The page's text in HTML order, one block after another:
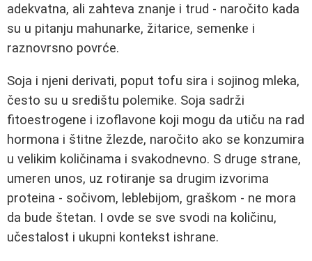
adekvatna, ali zahteva znanje i trud - naročito kada
su u pitanju mahunarke, žitarice, semenke i
raznovrsno povrće.
Soja i njeni derivati, poput tofu sira i sojinog mleka,
često su u središtu polemike. Soja sadrži
fitoestrogene i izoflavone koji mogu da utiču na rad
hormona i štitne žlezde, naročito ako se konzumira
u velikim količinama i svakodnevno. S druge strane,
umeren unos, uz rotiranje sa drugim izvorima
proteina - sočivom, leblebijom, graškom - ne mora
da bude štetan. I ovde se sve svodi na količinu,
učestalost i ukupni kontekst ishrane.